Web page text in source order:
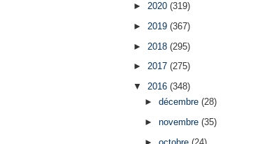
►2020(319)
► 2019(367)
► 2018(295)
►2017(275)
▼2016(348)
► décembre (28)
► novembre (35)